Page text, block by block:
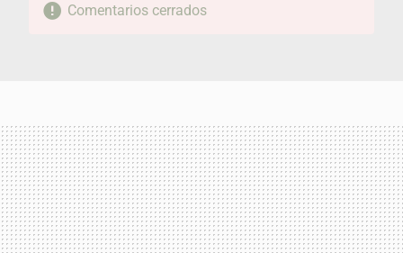
Comentarios cerrados